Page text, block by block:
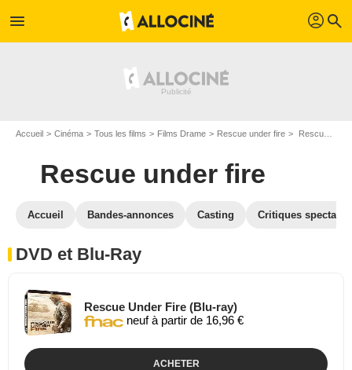
menu profil search
Accueil Cinéma Tous les films Films Drame Rescue under fire Rescue under fire en DVD Blu Ray
Rescue under fire
Accueil Bandes-annonces Casting Critiques
DVD et Blu-Ray
Rescue Under Fire (Blu-ray)
neuf à partir de 16,96 €
ACHETER